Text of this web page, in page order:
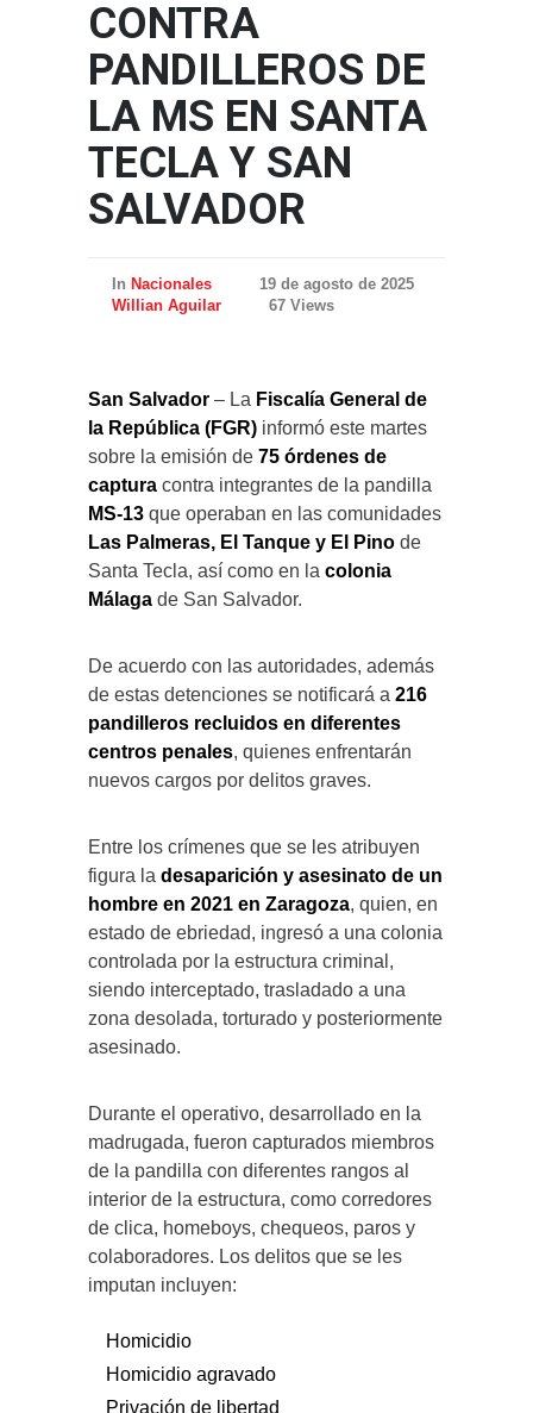
CONTRA
PANDILLEROS DE
LA MS EN SANTA
TECLA Y SAN
SALVADOR
In Nacionales
19 de agosto de 2025
Willian Aguilar
67 Views
San Salvador – La Fiscalía General de
la República (FGR) informó este martes
sobre la emisión de 75 órdenes de
captura contra integrantes de la pandilla
MS-13 que operaban en las comunidades
Las Palmeras, El Tanque y El Pino de
Santa Tecla, así como en la colonia
Málaga de San Salvador.
De acuerdo con las autoridades, además
de estas detenciones se notificará a 216
pandilleros recluidos en diferentes
centros penales, quienes enfrentarán
nuevos cargos por delitos graves.
Entre los crímenes que se les atribuyen
figura la desaparición y asesinato de un
hombre en 2021 en Zaragoza, quien, en
estado de ebriedad, ingresó a una colonia
controlada por la estructura criminal,
siendo interceptado, trasladado a una
zona desolada, torturado y posteriormente
asesinado.
Durante el operativo, desarrollado en la
madrugada, fueron capturados miembros
de la pandilla con diferentes rangos al
interior de la estructura, como corredores
de clica, homeboys, chequeos, paros y
colaboradores. Los delitos que se les
imputan incluyen:
Homicidio
Homicidio agravado
Privación de libertad